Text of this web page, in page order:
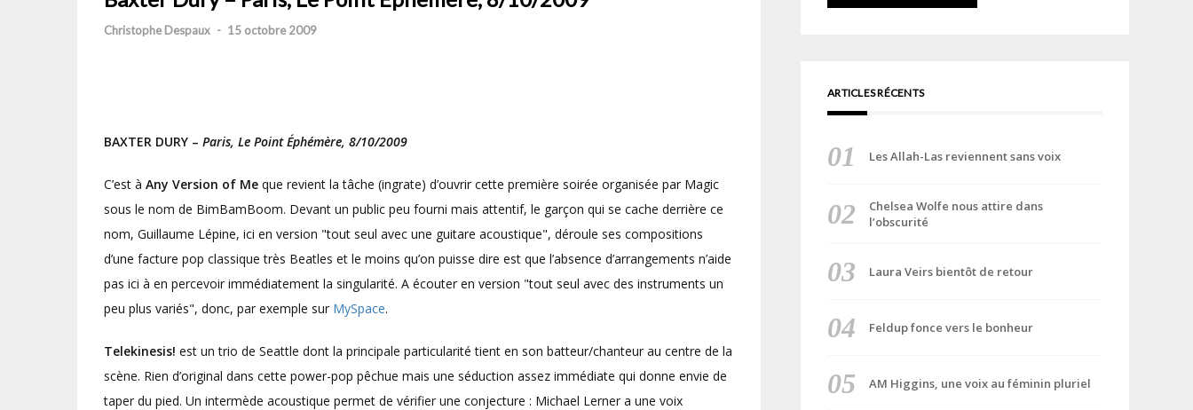
Christophe Despaux - 15 octobre 2009
BAXTER DURY – Paris, Le Point Éphémère, 8/10/2009
C’est à Any Version of Me que revient la tâche (ingrate) d’ouvrir cette première soirée organisée par Magic
sous le nom de BimBamBoom. Devant un public peu fourni mais attentif, le garçon qui se cache derrière ce
nom, Guillaume Lépine, ici en version "tout seul avec une guitare acoustique", déroule ses compositions
d’une facture pop classique très Beatles et le moins qu’on puisse dire est que l’absence d’arrangements n’aide
pas ici à en percevoir immédiatement la singularité. A écouter en version "tout seul avec des instruments un
peu plus variés", donc, par exemple sur MySpace.
Telekinesis! est un trio de Seattle dont la principale particularité tient en son batteur/chanteur au centre de la
scène. Rien d’original dans cette power-pop pêchue mais une séduction assez immédiate qui donne envie de
taper du pied. Un intermède acoustique permet de vérifier une conjecture : Michael Lerner a une voix
ARTICLES RÉCENTS
Les Allah-Las reviennent sans voix
Chelsea Wolfe nous attire dans
l’obscurité
Laura Veirs bientôt de retour
Feldup fonce vers le bonheur
AM Higgins, une voix au féminin pluriel